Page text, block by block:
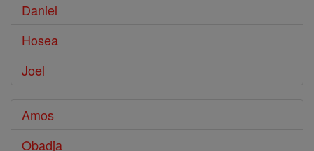
Daniel
Hosea
Joel
Amos
Obadja